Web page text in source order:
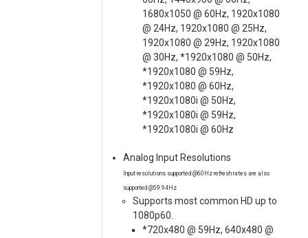
1680x1050 @ 60Hz, 1920x1080
@ 24Hz, 1920x1080 @ 25Hz,
1920x1080 @ 29Hz, 1920x1080
@ 30Hz, *1920x1080 @ 50Hz,
*1920x1080 @ 59Hz,
*1920x1080 @ 60Hz,
*1920x1080i @ 50Hz,
*1920x1080i @ 59Hz,
*1920x1080i @ 60Hz
Analog Input Resolutions
Input resolutions supported @60Hz refresh rates are also
supported @59.94Hz
Supports most common HD up to
1080p60.
*720x480 @ 59Hz, 640x480 @